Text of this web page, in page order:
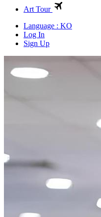
Art Tour
Language : KO
Log In
Sign Up